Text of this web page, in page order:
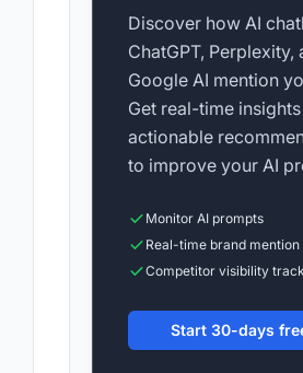
Discover how AI
ChatGPT, Perplexity,
Google AI mention
Get real-time
actionable
to improve your AI
Monitor AI prompts
Real-time brand
Competitor visibility
Start 30-days